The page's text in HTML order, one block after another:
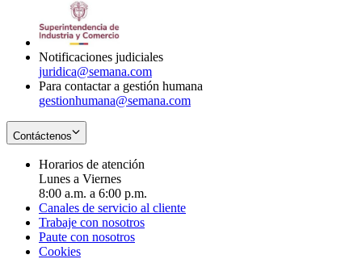
Notificaciones judiciales
juridica@semana.com
Para contactar a gestión humana
gestionhumana@semana.com
Contáctenos
Horarios de atención
Lunes a Viernes
8:00 a.m. a 6:00 p.m.
Canales de servicio al cliente
Trabaje con nosotros
Paute con nosotros
Cookies